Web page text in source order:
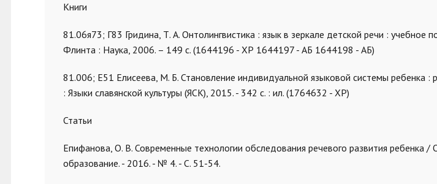
Книги
81.06я73; Г83 Гридина, Т. А. Онтолингвистика : язык в зеркале детcкой речи : учебное
Флинта : Наука, 2006. – 149 с. (1644196 - ХР 1644197 - АБ 1644198 - АБ)
81.006; Е51 Елисеева, М. Б. Становление индивидуальной языковой системы ребенка
: Языки славянской культуры (ЯСК), 2015. - 342 с. : ил. (1764632 - ХР)
Статьи
Епифанова, О. В. Современные технологии обследования речевого развития ребенка
образование. - 2016. - № 4. - С. 51-54.